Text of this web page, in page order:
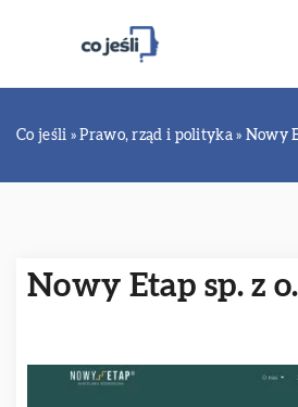
Co jeśli »Prawo, rząd i polityka» Nowy
Nowy Etap sp. z